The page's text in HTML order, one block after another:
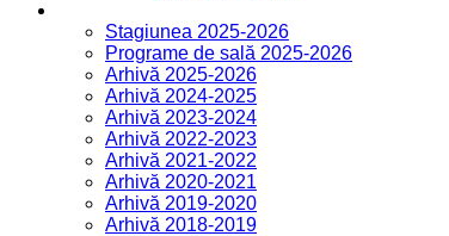
Stagiunea 2025-2026
Programe de sală 2025-2026
Arhivă 2025-2026
Arhivă 2024-2025
Arhivă 2023-2024
Arhivă 2022-2023
Arhivă 2021-2022
Arhivă 2020-2021
Arhivă 2019-2020
Arhivă 2018-2019